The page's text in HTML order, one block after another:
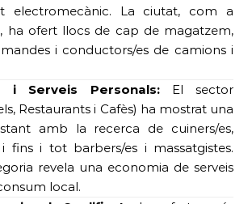
electromecànic. La ciutat, com a
ha ofert llocs de cap de magatzem,
i conductors/es de camions i
i Serveis Personals:El sector
Restaurants i Cafès) ha mostrat una
amb la recerca de cuiners/es,
i fins i tot barbers/es i massatgistes.
revela una economia de serveis
local.